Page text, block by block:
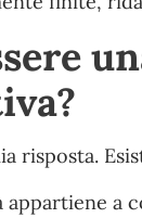
risposta.
appartiene a